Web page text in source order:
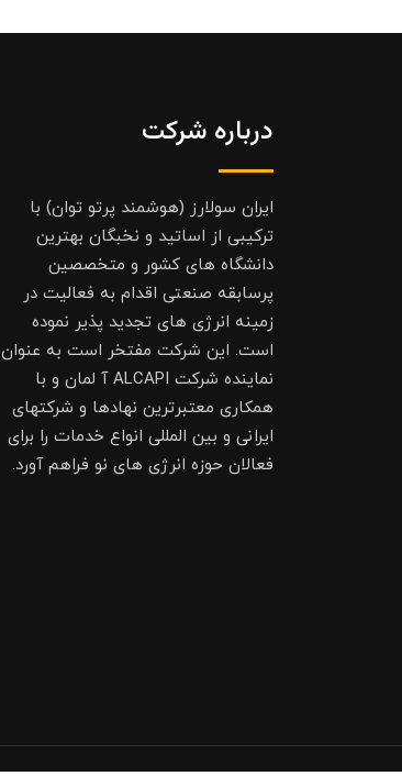
درباره شرکت
ایران سولارز (هوشمند پرتو توان) با
ترکیبی از اساتید و نخبگان بهترین
دانشگاه های کشور و متخصصین
پرسابقه صنعتی اقدام به فعالیت در
زمینه انرژی های تجدید پذیر نموده
است. این شرکت مفتخر است به عنوان
نماینده شرکت ALCAPI آ لمان و با
همکاری معتبرترین نهادها و شرکتهای
ایرانی و بین المللی انواع خدمات را برای
فعالان حوزه انرژی های نو فراهم آورد.